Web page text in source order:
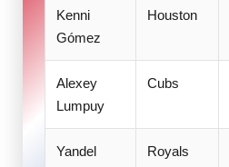
Kenni
Gómez
Houston
Alexey
Lumpuy
Cubs
Yandel
Royals